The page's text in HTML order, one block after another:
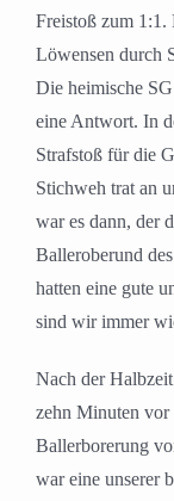
Freistoß zum
Löwensen durch
Die heimische
eine Antwort. In
Strafstoß für die
Stichweh trat an
war es dann, der
Balleroberund
hatten eine gute
sind wir immer
Nach der
zehn Minuten vor
Ballerborerung
war eine unserer